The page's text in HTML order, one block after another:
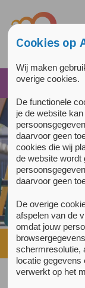
Home»
Cookies op
Wij maken
overige cookies.
De functionele
je de website
daarvoor geen
cookies die wij
de website wordt
daarvoor geen
De overige
afspelen van de
omdat jouw
schermresolutie,
locatie gegevens
verwerkt op het